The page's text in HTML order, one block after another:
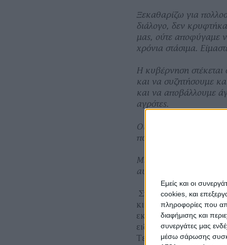
Εμείς και οι
cookies, και
πληροφορίες που
διαφήμισης και
συνεργάτες μας
μέσω σάρωσης
Ξεκαθαρίζω για
διάλογο, δεν
μας, ούτε αποφύγαμε
χρόνια στάσιμα.
Η κυβέρνηση
και να συζητήσουμε
και να αποβάλλουμε
αγρότες.
Οι γεωργοί, οι
πόρτα του Υπουργείου
Μέσα από τον διάλογο
αυτό είναι το βασικό
Στο μεταξύ,
κινητοποιήσεις
εκφράζουν την
ειδικά μετά την
Τετάρτη 24